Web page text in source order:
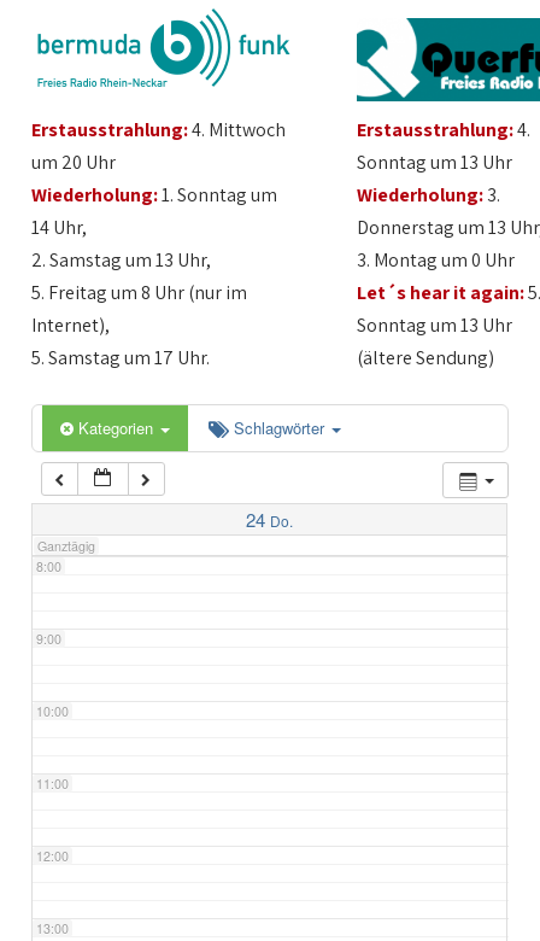
Erstausstrahlung:4. Mittwoch
um 20 Uhr
Wiederholung:1. Sonntag um
14 Uhr,
2. Samstag um 13 Uhr,
5. Freitag um 8 Uhr (nur im
Internet),
5. Samstag um 17 Uhr.
Erstausstrahlung:4.
Sonntag um 13 Uhr
Wiederholung:3.
Donnerstag um 13
3. Montag um 0 Uhr
Let´s hear it again:
Sonntag um 13 Uhr
(ältere Sendung)
Kategorien Schlagwörter
24 Do.
Ganztägig
1:00
2:00
3:00
5:00
6:00
7:00
8:00
9:00
10:00
11:00
12:00
13:00